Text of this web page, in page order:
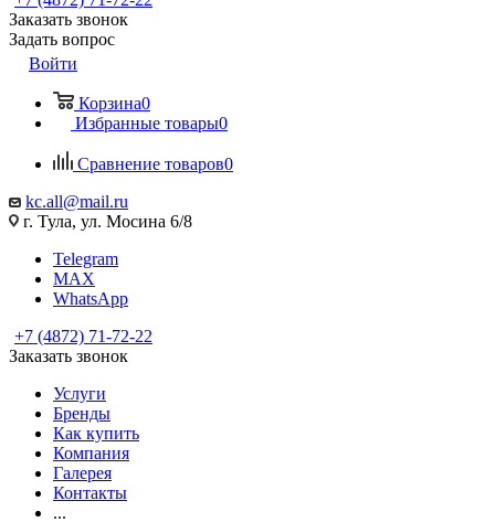
Заказать звонок
Задать вопрос
Войти
Корзина0
Избранные товары0
Сравнение товаров0
kc.all@mail.ru
г. Тула, ул. Мосина 6/8
Telegram
MAX
WhatsApp
+7 (4872) 71-72-22
Заказать звонок
Услуги
Бренды
Как купить
Компания
Галерея
Контакты
...